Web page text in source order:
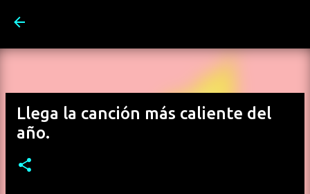
Llega la canción más caliente del
año.